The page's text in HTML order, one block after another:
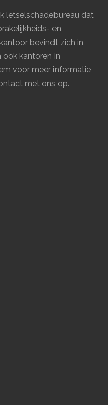
letselschadebureau dat
en
bevindt zich in
ook kantoren in
voor meer informatie
met ons op.